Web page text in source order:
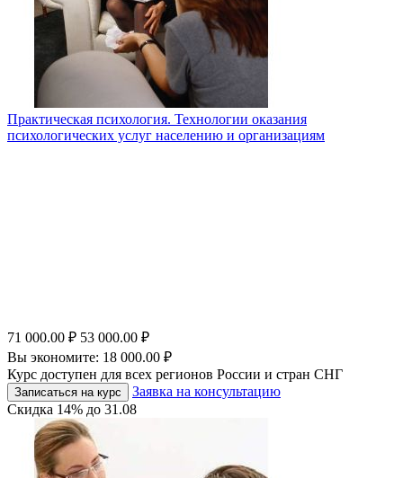
Практическая психология. Технологии оказания
психологических услуг населению и организациям
71 000.00 ₽ 53 000.00 ₽
Вы экономите: 18 000.00 ₽
Курс доступен для всех регионов России и стран СНГ
Записаться на курс
Заявка на консультацию
Скидка 14% до 31.08